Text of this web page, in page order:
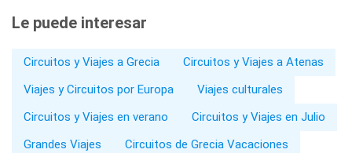
Le puede interesar
Circuitos y Viajes a Grecia
Circuitos y Viajes a Atenas
Viajes y Circuitos por Europa
Viajes culturales
Circuitos y Viajes en verano
Circuitos y Viajes en Julio
Grandes Viajes
Circuitos de Grecia Vacaciones